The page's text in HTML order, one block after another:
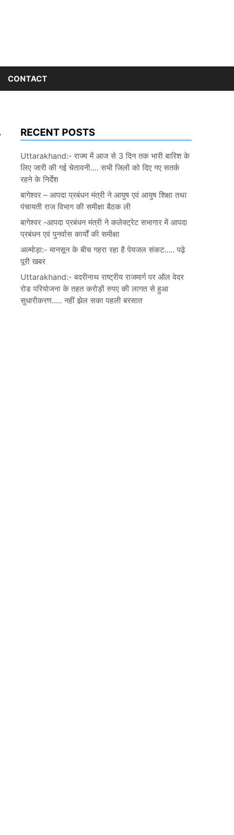
CONTACT
RECENT POSTS
Uttarakhand:- राज्य में आज से 3 दिन तक भारी बारिश के
लिए जारी की गई चेतावनी…. सभी जिलों को दिए गए सतर्क
रहने के निर्देश
बागेश्वर – आपदा प्रबंधन मंत्री ने आयुष एवं आयुष शिक्षा तथा
पंचायती राज विभाग की समीक्षा बैठक ली
बागेश्वर -आपदा प्रबंधन मंत्री ने कलेक्ट्रेट सभागार में आपदा
प्रबंधन एवं पुनर्वास कार्यों की समीक्षा
अल्मोड़ा:- मानसून के बीच गहरा रहा है पेयजल संकट….. पढ़े
पूरी खबर
Uttarakhand:- बदरीनाथ राष्ट्रीय राजमार्ग पर ऑल वेदर
रोड परियोजना के तहत करोड़ों रुपए की लागत से हुआ
सुधारीकरण….. नहीं झेल सका पहली बरसात